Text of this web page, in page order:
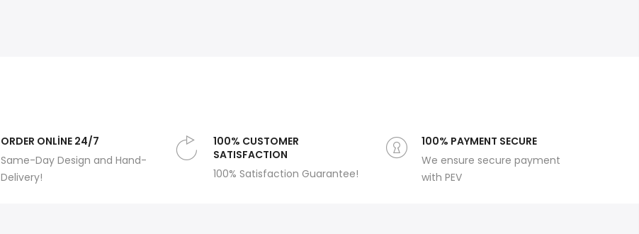
ORDER ONLİNE 24/7
Same-Day Design and Hand-
Delivery!
100% CUSTOMER
SATISFACTION
100% Satisfaction Guarantee!
100% PAYMENT SECURE
We ensure secure payment
with PEV